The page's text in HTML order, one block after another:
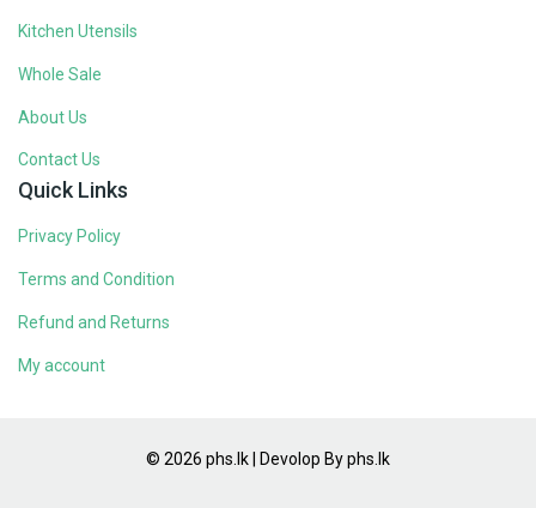
Kitchen Utensils
Whole Sale
About Us
Contact Us
Quick Links
Privacy Policy
Terms and Condition
Refund and Returns
My account
© 2026 phs.lk | Devolop By phs.lk